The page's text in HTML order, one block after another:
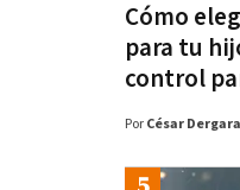
Cómo
para tu
control
Por César